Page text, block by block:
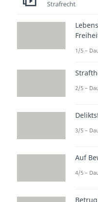
kaufen.
ihnen
bist
der
Strafrecht
1/5 –
2/5 –
3/5 –
Auf
4/5 –